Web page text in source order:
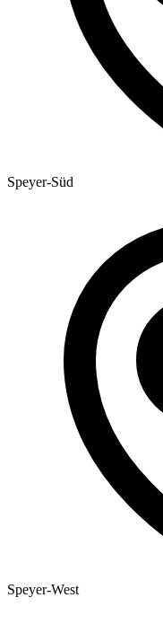
Speyer-Süd
Speyer-West